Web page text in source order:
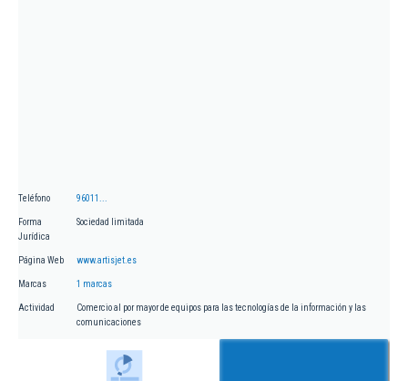
Teléfono 96011...
Forma
Jurídica
Sociedad limitada
Página Web www.artisjet.es
Marcas 1 marcas
Actividad
Comercio al por mayor de equipos para las tecnologías de la información y las
comunicaciones